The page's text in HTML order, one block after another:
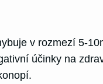
v rozmezí 5-
účinky na